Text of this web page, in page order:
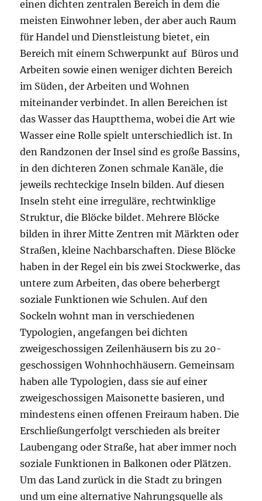
Struktur, die Blöcke bildet. Mehrere Blöcke
bilden in ihrer Mitte Zentren mit Märkten oder
Straßen, kleine Nachbarschaften. Diese Blöcke
haben in der Regel ein bis zwei Stockwerke, das
untere zum Arbeiten, das obere beherbergt
soziale Funktionen wie Schulen. Auf den
Sockeln wohnt man in verschiedenen
Typologien, angefangen bei dichten
zweigeschossigen Zeilenhäusern bis zu 20-
geschossigen Wohnhochhäusern. Gemeinsam
haben alle Typologien, dass sie auf einer
zweigeschossigen Maisonette basieren, und
mindestens einen offenen Freiraum haben. Die
Erschließungerfolgt verschieden als breiter
Laubengang oder Straße, hat aber immer noch
soziale Funktionen in Balkonen oder Plätzen.
Um das Land zurück in die Stadt zu bringen
und um eine alternative Nahrungsquelle als
Ersatz für das bebaute Land zu schaffen haben
wir einen Farm-Tower entworfen und über die
gesamt Insel verteilt. Dieser filtert das Wasser
des Huangpu, produziert Biogas das als Wärme
und Energielieferant genutzt wird, produziert
Nahrung vor Ort und beinhaltet die alte
Funktiondes Landes.